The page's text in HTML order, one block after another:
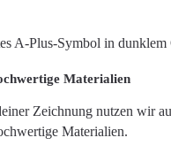
Materialien
Zeichnung nutzen wir
Materialien.